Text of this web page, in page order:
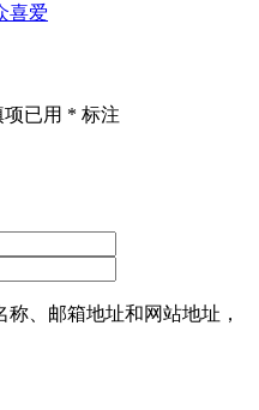
喜爱
项已用 * 标注
、邮箱地址和网站地址，